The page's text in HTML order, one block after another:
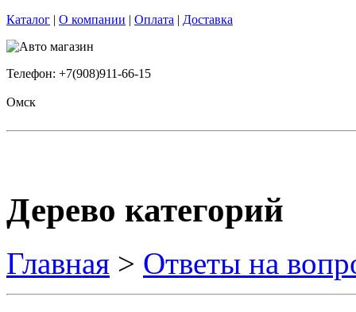
Каталог | О компании | Оплата | Доставка
Телефон: +7(908)911-66-15
Омск
Дерево категорий
Главная > Ответы на